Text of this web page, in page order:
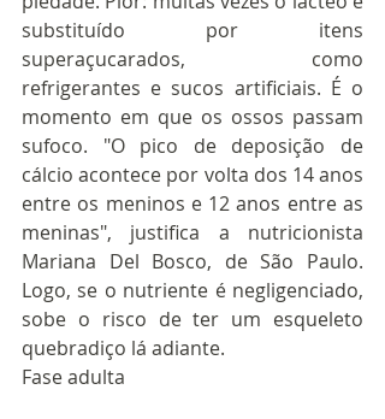
substituído por itens
superaçucarados, como
refrigerantes e sucos artificiais. É o
momento em que os ossos passam
sufoco. "O pico de deposição de
cálcio acontece por volta dos 14 anos
entre os meninos e 12 anos entre as
meninas", justifica a nutricionista
Mariana Del Bosco, de São Paulo.
Logo, se o nutriente é negligenciado,
sobe o risco de ter um esqueleto
quebradiço lá adiante.
Fase adulta